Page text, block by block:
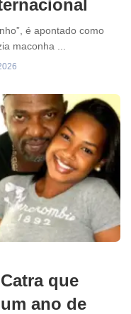
é apontado como
maconha ...
que
ano de